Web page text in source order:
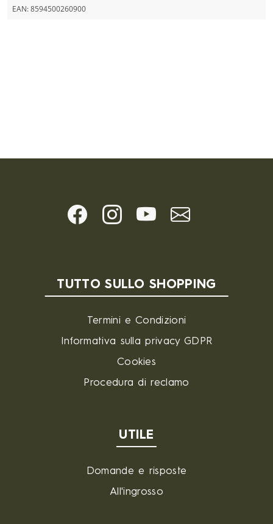
EAN:8594500260900
TUTTO SULLO SHOPPING
Termini e Condizioni
Informativa sulla privacy GDPR
Cookies
Procedura di reclamo
UTILE
Domande e risposte
All'ingrosso